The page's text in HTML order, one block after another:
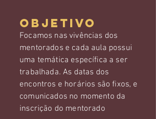
Objetivo
Focamos nas vivências dos
mentorados e cada aula possui
uma temática específica a ser
trabalhada. As datas dos
encontros e horários são fixos, e
comunicados no momento da
inscrição do mentorado